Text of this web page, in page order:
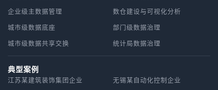
企业级主数据管理
数仓建设与可视化分析
城市级数据底座
部门级数据治理
城市级数据共享交换
统计局数据治理
典型案例
江苏某建筑装饰集团企业
无锡某自动化控制企业